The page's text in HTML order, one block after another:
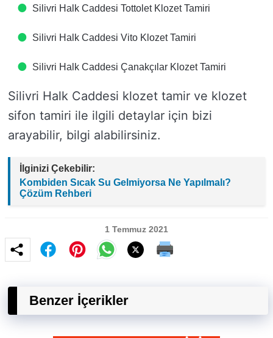
Silivri Halk Caddesi Tottolet Klozet Tamiri
Silivri Halk Caddesi Vito Klozet Tamiri
Silivri Halk Caddesi Çanakçılar Klozet Tamiri
Silivri Halk Caddesi klozet tamir ve klozet
sifon tamiri ile ilgili detaylar için bizi
arayabilir, bilgi alabilirsiniz.
İlginizi Çekebilir:
Kombiden Sıcak Su Gelmiyorsa Ne Yapılmalı?
Çözüm Rehberi
1 Temmuz 2021
Benzer İçerikler